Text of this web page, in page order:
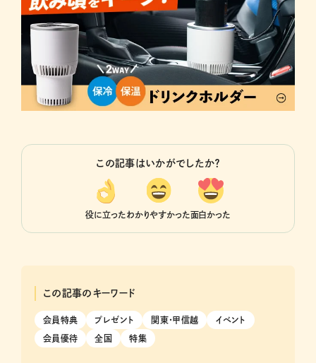
この記事はいかがでしたか？
役に立ったわかりやすかった面白かった
この記事のキーワード
会員特典 プレゼント 関東・甲信越 イベント
会員優待 全国 特集